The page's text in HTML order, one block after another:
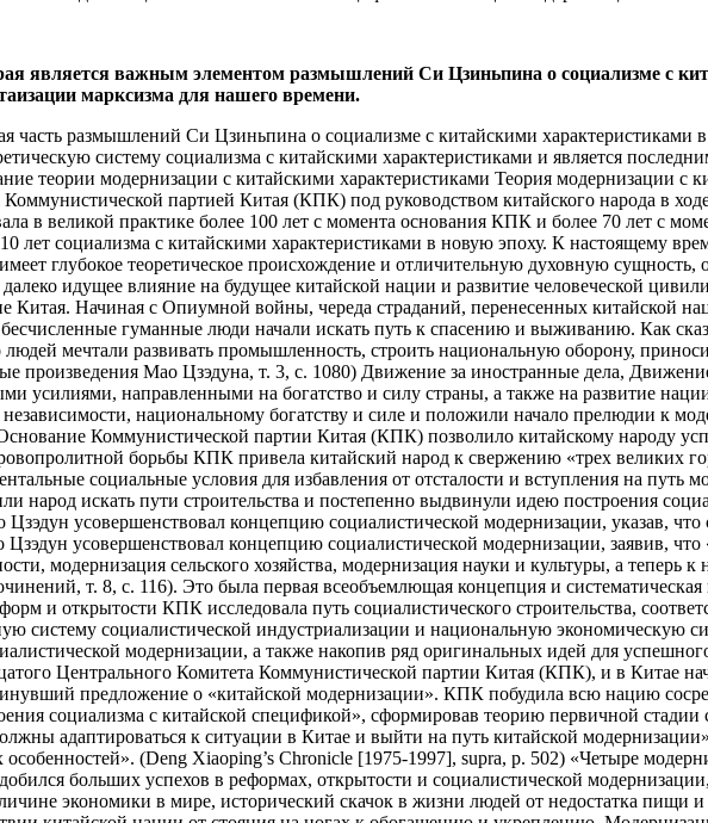
является важным элементом размышлений Си Цзиньпина о социализме с
марксизма для нашего времени.
национальной обороны» (Мао Цзэдун, Собрание сочинений, т. 8, с. 116). Это была первая всеобъемлющая концепция и систематическая интерпретация китайской модернизации. С момента основания Нового Китая и до начала реформ и открытости КПК исследовала путь социалистического строительства, соответствующий национальным условиям Китая, «идя своим путем», изначально создав независимую и полную систему социалистической индустриализации и национальную экономическую систему, заложив фундаментальные политические предпосылки и институциональную основу для социалистической модернизации, а также накопив ряд оригинальных идей для успешного открытия пути модернизации по китайскому образцу. В 1978 г. Состоялся Третий Пленум Одиннадцатого Центрального Комитета Коммунистической партии Китая (КПК), и в Китае начался новый период реформ, открытости и социалистической модернизации, официально выдвинувший предложение о «китайской модернизации». КПК побудила всю нацию сосредоточиться на строительстве и выдвинула научное утверждение «идти собственным путем построения социализма с китайской спецификой», сформировав теорию первичной стадии социализма. 1979 г. Товарищ Дэн Сяопин отметил: «Теперь, когда мы начинаем строительство, мы должны адаптироваться к ситуации в Китае и выйти на путь китайской модернизации». Путь китайской модернизации». «Модернизация в китайском стиле должна начинаться с китайских особенностей». (Deng Xiaoping’s Chronicle [1975-1997], supra, p. 502) «Четыре модернизации, которые мы хотим реализовать, — это четыре китайской модернизации». (там же, стр. 582) Китай добился больших успехов в реформах, открытости и социалистической модернизации, осуществив исторический прорыв от относительной отсталости производительных сил до второй по величине экономики в мире, исторический скачок в жизни людей от недостатка пищи и одежды к общему благосостоянию и к всестороннему благополучию, а также исторический скачок в шествии китайской нации от стояния на ногах к обогащению и укреплению. Модернизация в китайском стиле перешла от концепции к практике. КПК сделала важный шаг на пути к окончательному утверждению теории модернизации по китайскому образцу. По мере того, как социализм с китайской спецификой вступает в новую эру, партия и народ достигли больших успехов в теории и практике модернизации по-китайски: практика модернизации становится все более прочной, путь к модернизации приобретает очертания, а теория модернизации становится все более зрелой. После 18-го Всекитайского съезда КПК Центральный Комитет КПК с товарищем Си Цзиньпином во главе опирается на общую ситуацию стратегии великого омоложения китайской нации и великих перемен, которых не было в мире уже сто лет, и продвигает общую схему «пять в одном» и стратегическую схему «четыре всеобъемлющих», чтобы продвинуть дело КПК и страны к историческим достижениям. Партия и страна добились исторических достижений и изменений, успешно продвинули и расширили новую ситуацию и сферу модернизации китайского стиля, а также выдвинули ряд новых концепций, идей, утверждений и стратегий. Десятилетие модернизации китайского стиля в новой эре ознаменовалось значительными достижениями: ВВП превысил отметку в 100 млрд. юаней, а ВВП на душу населения превысил 10,000 долларов США. В то время как общий объем экономики продолжает расти, экономическая структура также была оптимизирована, уровень урбанизации значительно увеличился, социальное развитие достигло большого прогресса, а экономическая, научная и технологическая мощь страны, а также ее всеобъемлющая национальная мощь поднялись на новый уровень. Генеральный секретарь Си Цзиньпин продолжал размышлять над теоретическими и практическими вопросами модернизации китайского типа в ходе разрушения и продвижения практики модернизации китайского типа. На Пятом пленарном заседании ЦК КПК 19-го созыва он четко сформулировал основное предложение «модернизации по китайскому образцу» и систематически объяснил основные черты модернизации по китайскому образцу; в своей важной речи на конференции, посвященной 100-летию основания Коммунистической партии Китая (КПК), он использовал фразы «новый путь модернизации по китайскому образцу» и «новый путь модернизации человечества». В своей важной речи, посвященной 100-летию основания КПК, он использовал понятия «новый путь модернизации по китайскому образцу» и «новая форма человеческой